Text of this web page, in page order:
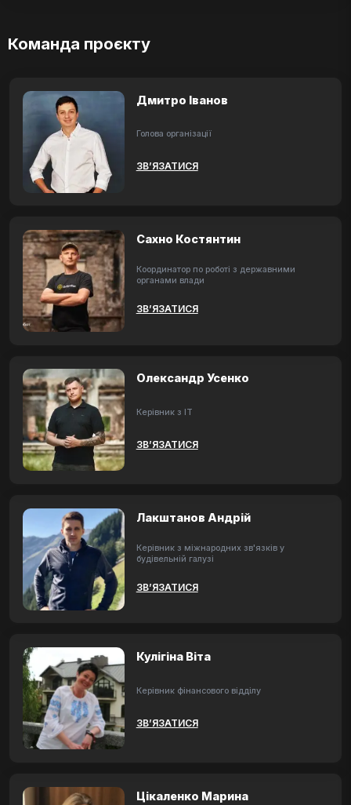
Команда проєкту
Дмитро Іванов
Голова організації
ЗВ’ЯЗАТИСЯ
Сахно Костянтин
Координатор по роботі з державними
органами влади
ЗВ’ЯЗАТИСЯ
Олександр Усенко
Керівник з ІТ
ЗВ’ЯЗАТИСЯ
Лакштанов Андрій
Керівник з міжнародних зв'язків у
будівельній галузі
ЗВ’ЯЗАТИСЯ
Кулігіна Віта
Керівник фінансового відділу
ЗВ’ЯЗАТИСЯ
Цікаленко Марина